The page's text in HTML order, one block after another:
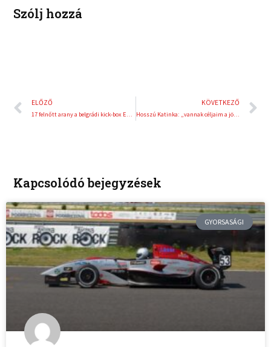
Szólj hozzá
Előző
ELŐZŐ KÖVETKEZŐ
Hosszú Katinka: „vannak céljaim a jövőre is”
Kapcsolódó bejegyzések
GYORSASÁGI